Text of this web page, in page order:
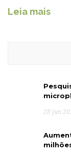
Leia mais
28 jun